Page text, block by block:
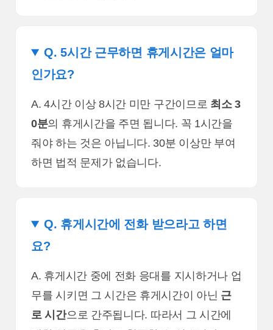
Q. 5시간 근무하면 휴게시간은 얼마
인가요?
A. 4시간 이상 8시간 미만 구간이므로 최소 3
0분의 휴게시간을 주면 됩니다. 꼭 1시간을
줘야 하는 것은 아닙니다. 30분 이상만 부여
하면 법적 문제가 없습니다.
Q. 휴게시간에 전화 받으라고 하면
요?
A. 휴게시간 중에 전화 응대를 지시하거나 업
무를 시키면 그 시간은 휴게시간이 아닌 근
로 시간으로 간주됩니다. 따라서 그 시간에